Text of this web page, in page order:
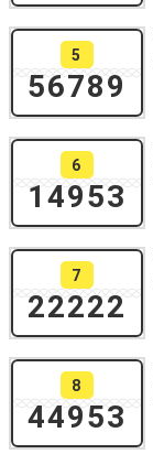
5
56789
6
14953
7
22222
8
44953